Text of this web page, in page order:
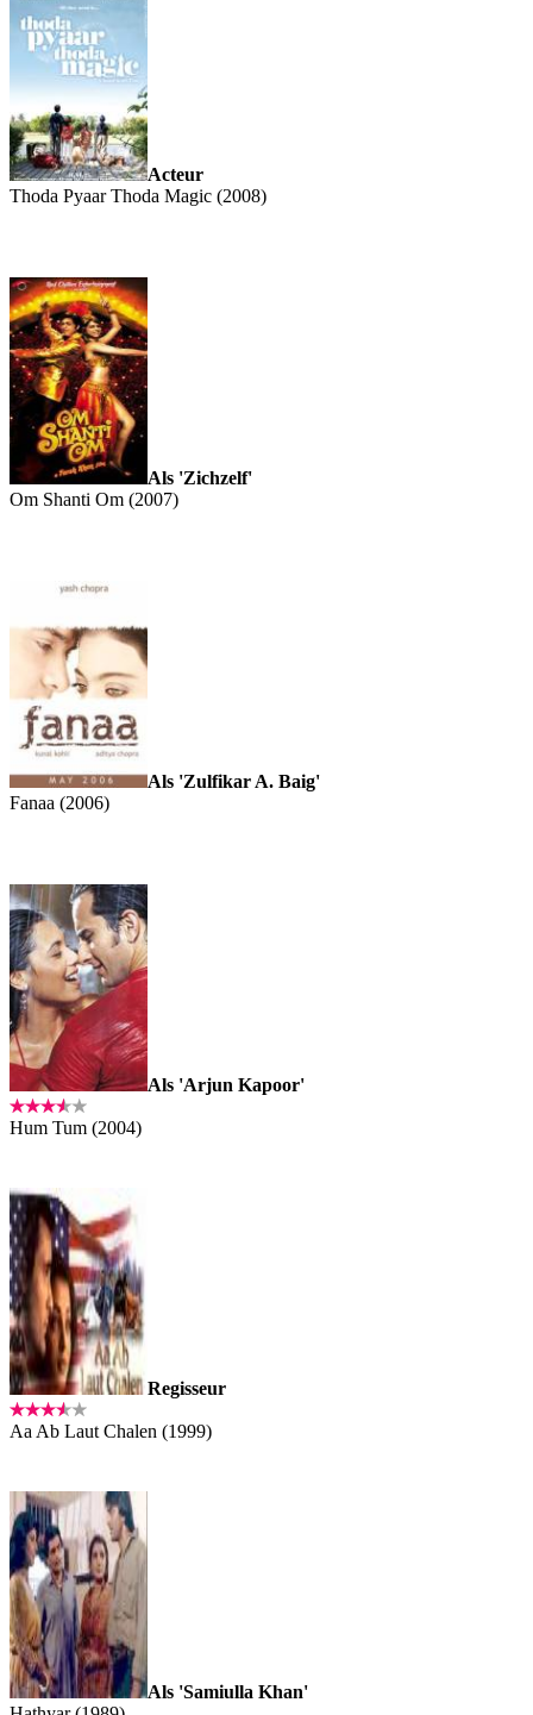
Acteur
Thoda Pyaar Thoda Magic (2008)
Als 'Zichzelf'
Om Shanti Om (2007)
Als 'Zulfikar A. Baig'
Fanaa (2006)
Als 'Arjun Kapoor'
Hum Tum (2004)
Regisseur
Aa Ab Laut Chalen (1999)
Als 'Samiulla Khan'